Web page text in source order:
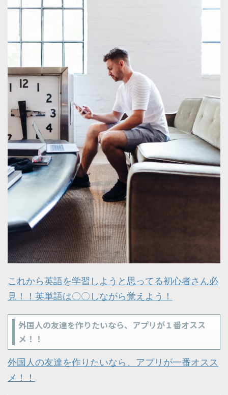
これから英語を学習しようと思ってる初心者さん必
見！！英単語は〇〇しながら覚えよう！
外国人の友達を作りたいなら、アプリが１番オスス
メ！！
外国人の友達を作りたいなら、アプリが一番オスス
メ！！